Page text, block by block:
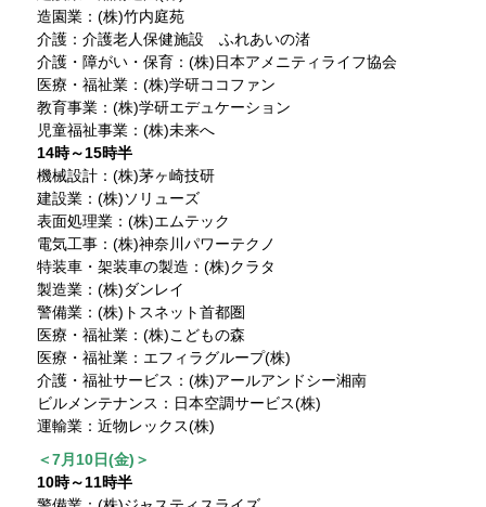
造園業：(株)竹内庭苑
介護：介護老人保健施設 ふれあいの渚
介護・障がい・保育：(株)日本アメニティライフ協会
医療・福祉業：(株)学研ココファン
教育事業：(株)学研エデュケーション
児童福祉事業：(株)未来へ
14時～15時半
機械設計：(株)茅ヶ崎技研
建設業：(株)ソリューズ
表面処理業：(株)エムテック
電気工事：(株)神奈川パワーテクノ
特装車・架装車の製造：(株)クラタ
製造業：(株)ダンレイ
警備業：(株)トスネット首都圏
医療・福祉業：(株)こどもの森
医療・福祉業：エフィラグループ(株)
介護・福祉サービス：(株)アールアンドシー湘南
ビルメンテナンス：日本空調サービス(株)
運輸業：近物レックス(株)
＜7月10日(金)＞
10時～11時半